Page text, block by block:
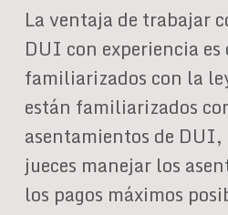
La ventaja de trabajar
DUI con experiencia es
familiarizados con la
están familiarizados
asentamientos de DUI,
jueces manejar los
los pagos máximos